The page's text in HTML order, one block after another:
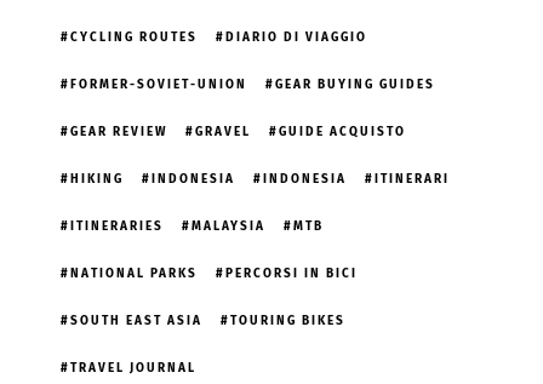
CYCLING ROUTES DIARIO DI VIAGGIO
FORMER-SOVIET-UNION GEAR BUYING GUIDES
GEAR REVIEW GRAVEL GUIDE ACQUISTO
HIKING INDONESIA INDONESIA ITINERARI
ITINERARIES MALAYSIA MTB
NATIONAL PARKS PERCORSI IN BICI
SOUTH EAST ASIA TOURING BIKES
TRAVEL JOURNAL